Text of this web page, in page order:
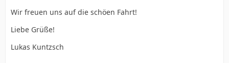
Wir freuen uns auf die schöen Fahrt!
Liebe Grüße!
Lukas Kuntzsch